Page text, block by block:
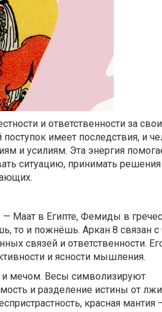
и ответственности за свои
имеет последствия, и
и усилиям. Эта энергия
ситуацию, принимать решения
— Маат в Египте, Фемиды в
то и пожнёшь. Аркан 8 связан
связей и ответственности.
и ясности мышления.
и мечом. Весы символизируют
и разделение истины от
красная мантия